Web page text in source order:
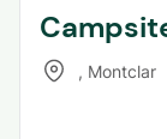
, Montclar